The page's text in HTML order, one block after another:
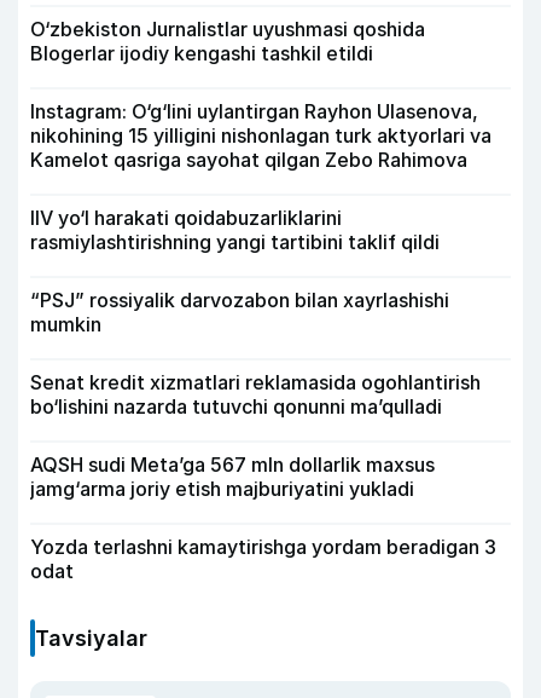
O‘zbekiston Jurnalistlar uyushmasi qoshida
Blogerlar ijodiy kengashi tashkil etildi
Instagram: O‘g‘lini uylantirgan Rayhon Ulasenova,
nikohining 15 yilligini nishonlagan turk aktyorlari va
Kamelot qasriga sayohat qilgan Zebo Rahimova
IIV yo‘l harakati qoidabuzarliklarini
rasmiylashtirishning yangi tartibini taklif qildi
“PSJ” rossiyalik darvozabon bilan xayrlashishi
mumkin
Senat kredit xizmatlari reklamasida ogohlantirish
bo‘lishini nazarda tutuvchi qonunni ma’qulladi
AQSH sudi Meta’ga 567 mln dollarlik maxsus
jamg‘arma joriy etish majburiyatini yukladi
Yozda terlashni kamaytirishga yordam beradigan 3
odat
Tavsiyalar